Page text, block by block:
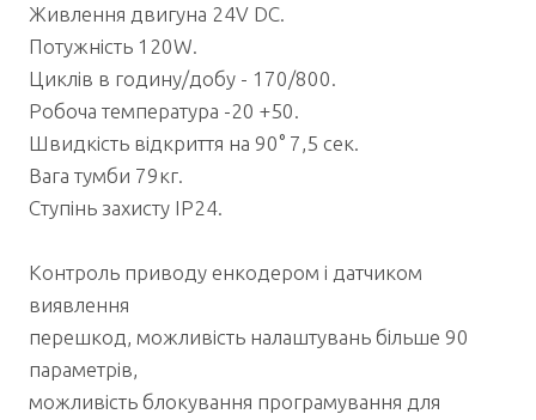
Живлення двигуна 24V DС.
Потужність 120W.
Циклів в годину/добу - 170/800.
Робоча температура -20 +50.
Швидкість відкриття на 90° 7,5 сек.
Вага тумби 79кг.
Ступінь захисту IP24.
Контроль приводу енкодером і датчиком
виявлення
перешкод, можливість налаштувань більше 90
параметрів,
можливість блокування програмування для